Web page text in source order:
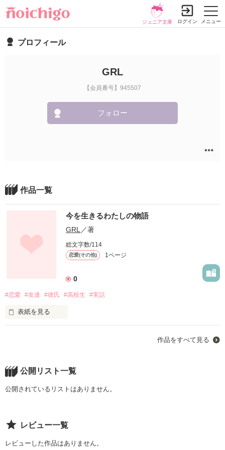
メニュー
ジュニア文庫 ログイン
プロフィール
GRL
【会員番号】945507
フォロー
作品一覧
今を生きるわたしの物語
GRL ／著
総文字数/114
恋愛(その他) 1ページ
0
#恋愛 #友達 #彼氏 #高校生 #実話
表紙を見る
いる今を書いた実話。家族、友達、恋愛、性、誰にも言えなか
作品を読む
作品をすべて見る
公開リスト一覧
公開されているリストはありません。
レビュー一覧
レビューした作品はありません。